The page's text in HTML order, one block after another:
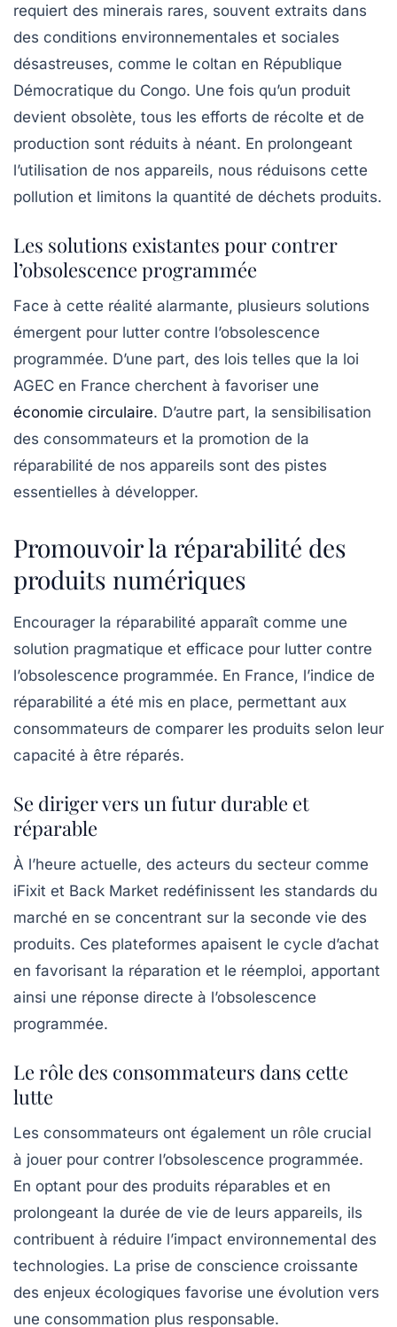
requiert des minerais rares, souvent extraits dans
des conditions environnementales et sociales
désastreuses, comme le coltan en République
Démocratique du Congo. Une fois qu’un produit
devient obsolète, tous les efforts de récolte et de
production sont réduits à néant. En prolongeant
l’utilisation de nos appareils, nous réduisons cette
pollution et limitons la quantité de déchets produits.
Les solutions existantes pour contrer
l’obsolescence programmée
Face à cette réalité alarmante, plusieurs solutions
émergent pour lutter contre l’obsolescence
programmée. D’une part, des lois telles que la loi
AGEC en France cherchent à favoriser une
économie circulaire. D’autre part, la sensibilisation
des consommateurs et la promotion de la
réparabilité de nos appareils sont des pistes
essentielles à développer.
Promouvoir la réparabilité des
produits numériques
Encourager la réparabilité apparaît comme une
solution pragmatique et efficace pour lutter contre
l’obsolescence programmée. En France, l’indice de
réparabilité a été mis en place, permettant aux
consommateurs de comparer les produits selon leur
capacité à être réparés.
Se diriger vers un futur durable et
réparable
À l’heure actuelle, des acteurs du secteur comme
iFixit et Back Market redéfinissent les standards du
marché en se concentrant sur la seconde vie des
produits. Ces plateformes apaisent le cycle d’achat
en favorisant la réparation et le réemploi, apportant
ainsi une réponse directe à l’obsolescence
programmée.
Le rôle des consommateurs dans cette
lutte
Les consommateurs ont également un rôle crucial
à jouer pour contrer l’obsolescence programmée.
En optant pour des produits réparables et en
prolongeant la durée de vie de leurs appareils, ils
contribuent à réduire l’impact environnemental des
technologies. La prise de conscience croissante
des enjeux écologiques favorise une évolution vers
une consommation plus responsable.